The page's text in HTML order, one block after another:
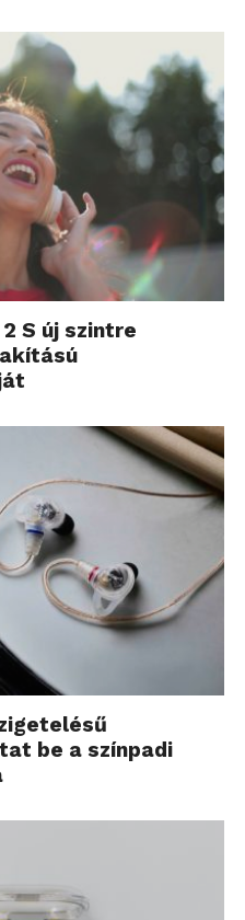
2 S új szintre
be a színpadi